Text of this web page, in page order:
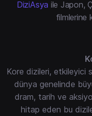
DiziAsya ile Japon,
filmlerine
Kore dizileri, etkileyici
dünya genelinde
dram, tarih ve
hitap eden bu